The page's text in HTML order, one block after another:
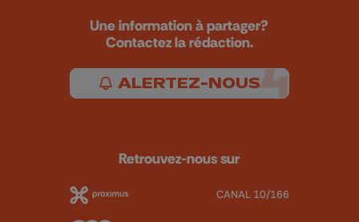
Une information à partager?
Contactez la rédaction.
ALERTEZ-NOUS
Retrouvez-nous sur
CANAL 10/166